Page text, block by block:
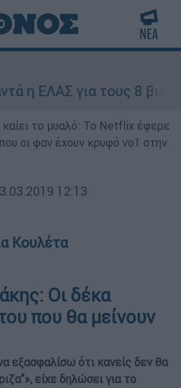
8 βιασμούς
καίει το μυαλό: Το Netflix έφερε
οι φαν έχουν κρυφό νο1 στην
12:13
Κουλέτα
Οι δέκα
που θα μείνουν
εξασφαλίσω ότι κανείς δεν θα
είχε δηλώσει για το